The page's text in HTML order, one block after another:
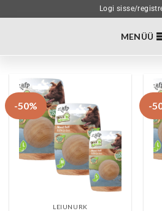
Logi sisse/
MENÜÜ
-50%
LEIUNURK
-